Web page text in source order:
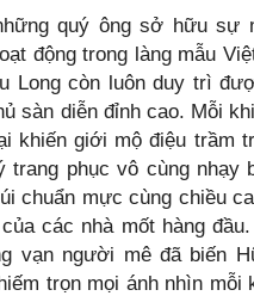
quý ông sở hữu sự
động trong làng mẫu
Long còn luôn duy trì
sàn diễn đỉnh cao. Mỗi
khiến giới mộ điệu trầm
phục vô cùng nhạy
chuẩn mực cùng chiều
các nhà mốt hàng
vạn người mê đã biến
trọn mọi ánh nhìn mỗi